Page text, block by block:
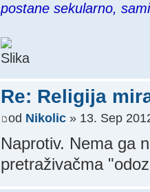
postane sekularno,
Re: Religija
od Nikolic» 13. Sep
Naprotiv. Nema ga
pretraživačma